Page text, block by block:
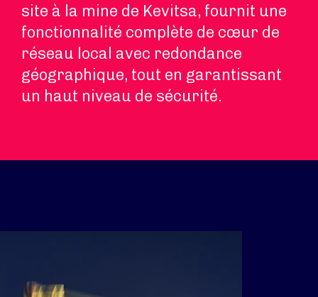
site à la mine de Kevitsa, fournit une
fonctionnalité complète de cœur de
réseau local avec redondance
géographique, tout en garantissant
un haut niveau de sécurité.